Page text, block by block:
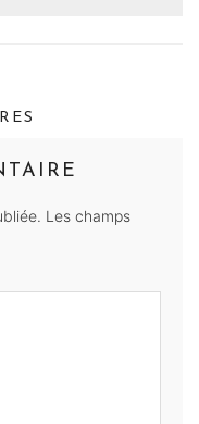
Les champs